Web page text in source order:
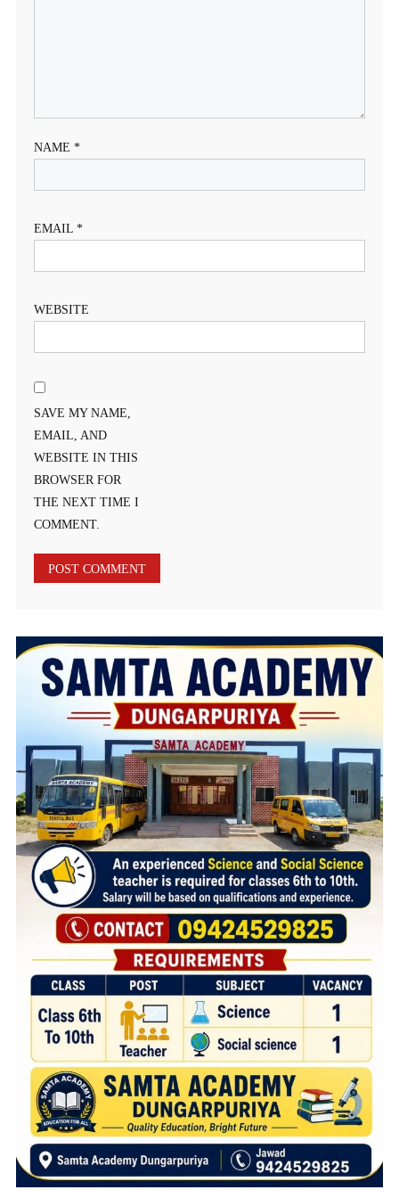
NAME *
EMAIL *
WEBSITE
SAVE MY NAME,
EMAIL, AND
WEBSITE IN THIS
BROWSER FOR
THE NEXT TIME I
COMMENT.